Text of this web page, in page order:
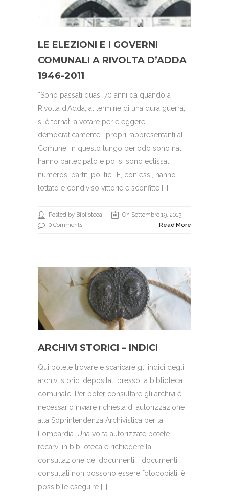
LE ELEZIONI E I GOVERNI
COMUNALI A RIVOLTA D’ADDA
1946-2011
“Sono passati quasi 70 anni da quando a
Rivolta d’Adda, al termine di una dura guerra,
si è tornati a votare per eleggere
democraticamente i propri rappresentanti al
Comune. In questo lungo periodo sono nati,
hanno partecipato e poi si sono eclissati
numerosi partiti politici. E, con essi, hanno
lottato e condiviso vittorie e sconfitte […]
Posted by Biblioteca
On Settembre 19, 2015
0 Comments
Read More
ARCHIVI STORICI – INDICI
Qui potete trovare e scaricare gli indici degli
archivi storici depositati presso la biblioteca
comunale. Per poter consultare gli archivi è
necessario inviare richiesta di autorizzazione
alla Soprintendenza Archivistica per la
Lombardia. Una volta autorizzate potete
recarvi in biblioteca e richiedere la
consultazione dei documenti. I documenti
consultati non possono essere fotocopiati, è
possibile eseguire […]